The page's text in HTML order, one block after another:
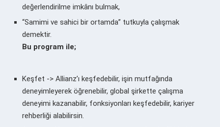
değerlendirilme imkânı bulmak,
“Samimi ve sahici bir ortamda” tutkuyla çalışmak
demektir.
Bu program ile;
Keşfet -> Allianz’ı keşfedebilir, işin mutfağında
deneyimleyerek öğrenebilir, global şirkette çalışma
deneyimi kazanabilir, fonksiyonları keşfedebilir, kariyer
rehberliği alabilirsin.